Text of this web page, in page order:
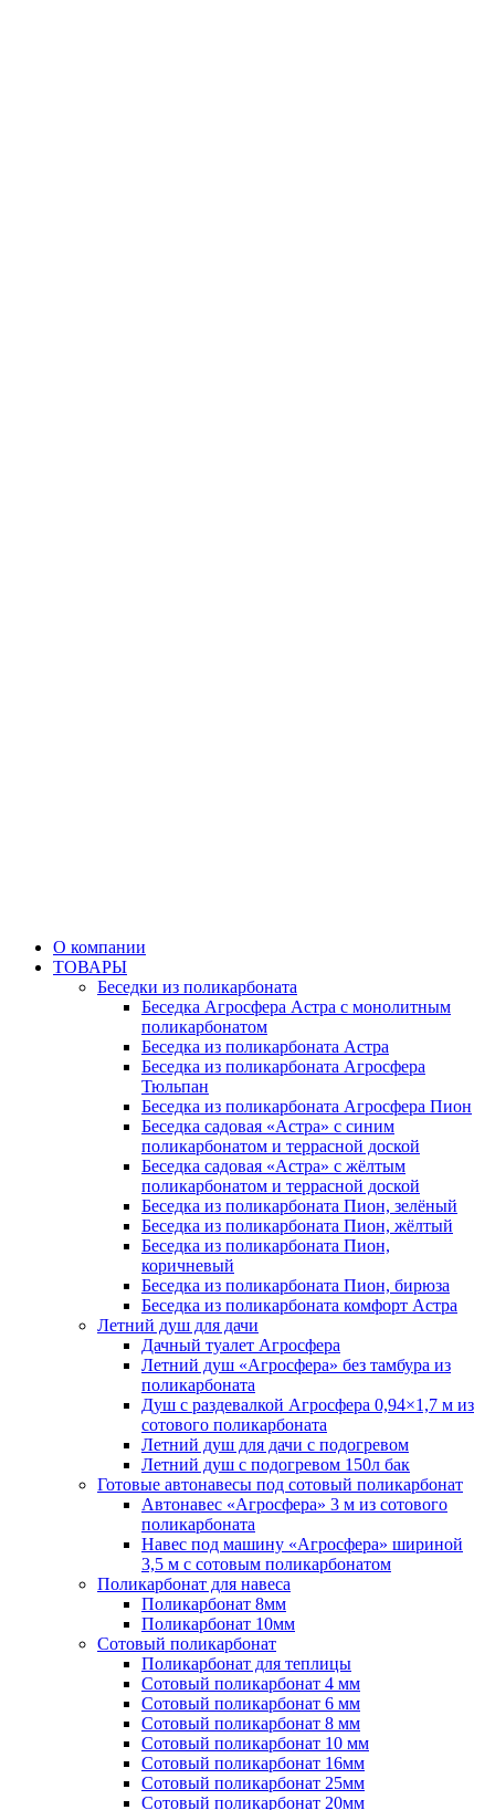
О компании
ТОВАРЫ
Беседки из поликарбоната
Беседка Агросфера Астра с монолитным
поликарбонатом
Беседка из поликарбоната Астра
Беседка из поликарбоната Агросфера
Тюльпан
Беседка из поликарбоната Агросфера Пион
Беседка садовая «Астра» с синим
поликарбонатом и террасной доской
Беседка садовая «Астра» с жёлтым
поликарбонатом и террасной доской
Беседка из поликарбоната Пион, зелёный
Беседка из поликарбоната Пион, жёлтый
Беседка из поликарбоната Пион,
коричневый
Беседка из поликарбоната Пион, бирюза
Беседка из поликарбоната комфорт Астра
Летний душ для дачи
Дачный туалет Агросфера
Летний душ «Агросфера» без тамбура из
поликарбоната
Душ с раздевалкой Агросфера 0,94×1,7 м из
сотового поликарбоната
Летний душ для дачи с подогревом
Летний душ с подогревом 150л бак
Готовые автонавесы под сотовый поликарбонат
Автонавес «Агросфера» 3 м из сотового
поликарбоната
Навес под машину «Агросфера» шириной
3,5 м с сотовым поликарбонатом
Поликарбонат для навеса
Поликарбонат 8мм
Поликарбонат 10мм
Сотовый поликарбонат
Поликарбонат для теплицы
Сотовый поликарбонат 4 мм
Сотовый поликарбонат 6 мм
Сотовый поликарбонат 8 мм
Сотовый поликарбонат 10 мм
Сотовый поликарбонат 16мм
Сотовый поликарбонат 25мм
Сотовый поликарбонат 20мм